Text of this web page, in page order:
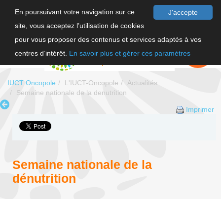
J'accepte
En poursuivant votre navigation sur ce
site, vous acceptez l’utilisation de cookies
pour vous proposer des contenus et services adaptés à vos
centres d’intérêt. En savoir plus et gérer ces paramètres
FAIRE UN
DON
IUCT Oncopole L'IUCT-Oncopole
Actualités
Semaine nationale de la denutrition
Imprimer
Semaine nationale de la
dénutrition